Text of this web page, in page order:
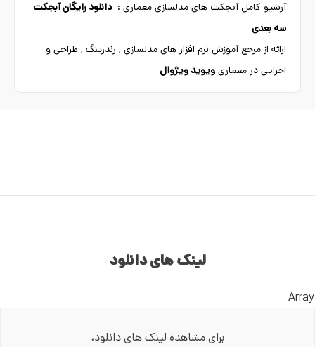
آرشیو کامل آبجکت های مدلسازی معماری :دانلود رایگان آبجکت
سه بعدی
ارائه از مرجع آموزش نرم افزار های مدلسازی , رندرینگ , طراحی و
اجرایی در معماریویوید ویژوال
لینک های دانلود
Array
برای مشاهده لینک های دانلود،